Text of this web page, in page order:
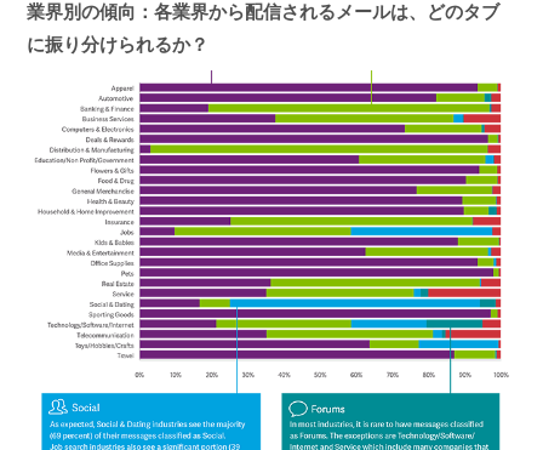
業界別の傾向：各業界から配信されるメールは、どのタブ
に振り分けられるか？